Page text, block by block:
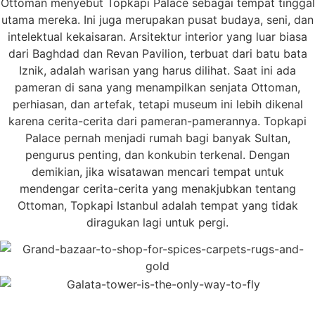
utama mereka. Ini juga merupakan pusat budaya, seni, dan
intelektual kekaisaran. Arsitektur interior yang luar biasa
dari Baghdad dan Revan Pavilion, terbuat dari batu bata
Iznik, adalah warisan yang harus dilihat. Saat ini ada
pameran di sana yang menampilkan senjata Ottoman,
perhiasan, dan artefak, tetapi museum ini lebih dikenal
karena cerita-cerita dari pameran-pamerannya. Topkapi
Palace pernah menjadi rumah bagi banyak Sultan,
pengurus penting, dan konkubin terkenal. Dengan
demikian, jika wisatawan mencari tempat untuk
mendengar cerita-cerita yang menakjubkan tentang
Ottoman, Topkapi Istanbul adalah tempat yang tidak
diragukan lagi untuk pergi.